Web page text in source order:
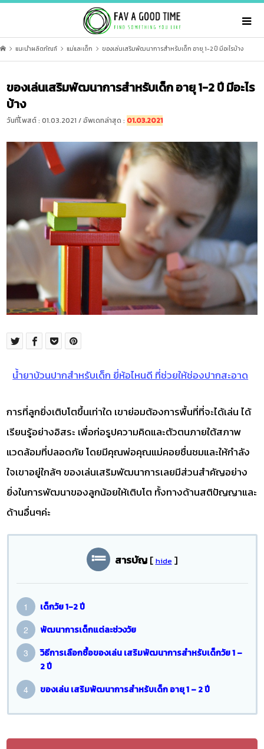
แนะนำผลิตภัณฑ์ แม่และเด็ก ของเล่นเสริมพัฒนาการสำหรับเด็ก อายุ 1-2 ปี มีอะไรบ้าง
ของเล่นเสริมพัฒนาการสำหรับเด็ก อายุ 1-2 ปี มีอะไร
บ้าง
วันที่โพสต์ : 01.03.2021 / อัพเดทล่าสุด : 01.03.2021
น้ำยาบ้วนปากสำหรับเด็ก ยี่ห้อไหนดี ที่ช่วยให้ช่องปากสะอาด
การที่ลูกยิ่งเติบโตขึ้นเท่าใด เขาย่อมต้องการพื้นที่ที่จะได้เล่น ได้
เรียนรู้อย่างอิสระ เพื่อก่อรูปความคิดและตัวตนภายใต้สภาพ
แวดล้อมที่ปลอดภัย โดยมีคุณพ่อคุณแม่คอยชื่นชมและให้กำลัง
ใจเขาอยู่ใกล้ๆ ของเล่นเสริมพัฒนาการเลยมีส่วนสำคัญอย่าง
ยิ่งในการพัฒนาของลูกน้อยให้เติบโต ทั้งทางด้านสติปัญญาและ
ด้านอื่นๆค่ะ
สารบัญ [ hide ]
เด็กวัย 1-2 ปี
พัฒนาการเด็กแต่ละช่วงวัย
วิธีการเลือกซื้อของเล่น เสริมพัฒนาการสำหรับเด็กวัย 1 –
2 ปี
ของเล่น เสริมพัฒนาการสำหรับเด็ก อายุ 1 – 2 ปี